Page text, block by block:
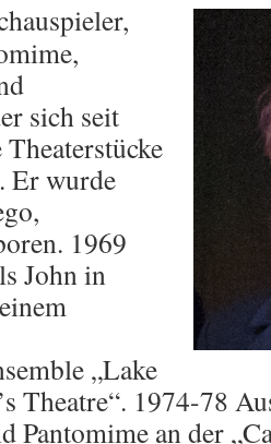
sich seit
Er wurde
1969
John in
„Lake
Theatre“. 1974-78
Pantomime an der